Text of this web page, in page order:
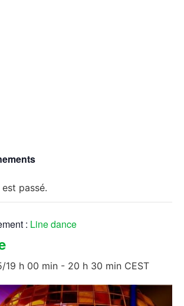
passé.
: Line dance
19 h 00 min - 20 h 30 min CEST